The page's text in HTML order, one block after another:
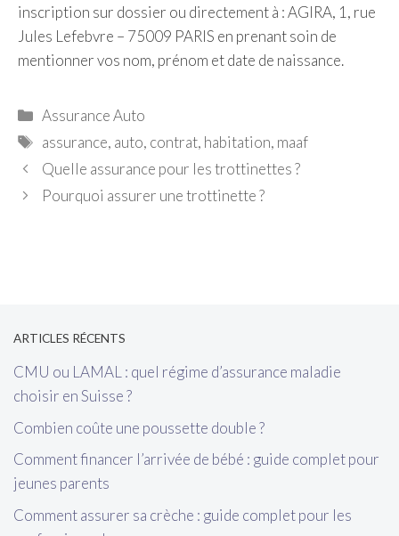
inscription sur dossier ou directement à : AGIRA, 1, rue
Jules Lefebvre – 75009 PARIS en prenant soin de
mentionner vos nom, prénom et date de naissance.
Catégories
Assurance Auto
Étiquettes
assurance, auto, contrat, habitation, maaf
Quelle assurance pour les trottinettes ?
Pourquoi assurer une trottinette ?
ARTICLES RÉCENTS
CMU ou LAMAL : quel régime d’assurance maladie
choisir en Suisse ?
Combien coûte une poussette double ?
Comment financer l’arrivée de bébé : guide complet pour
jeunes parents
Comment assurer sa crèche : guide complet pour les